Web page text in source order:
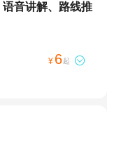
音讲解、路线推
¥ 6起 